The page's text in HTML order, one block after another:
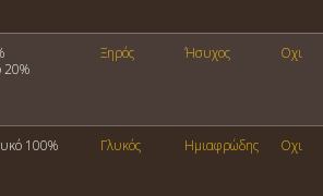
20%
Ξηρός Ήσυχος Οχι
100% Γλυκός Ημιαφρώδης Οχι